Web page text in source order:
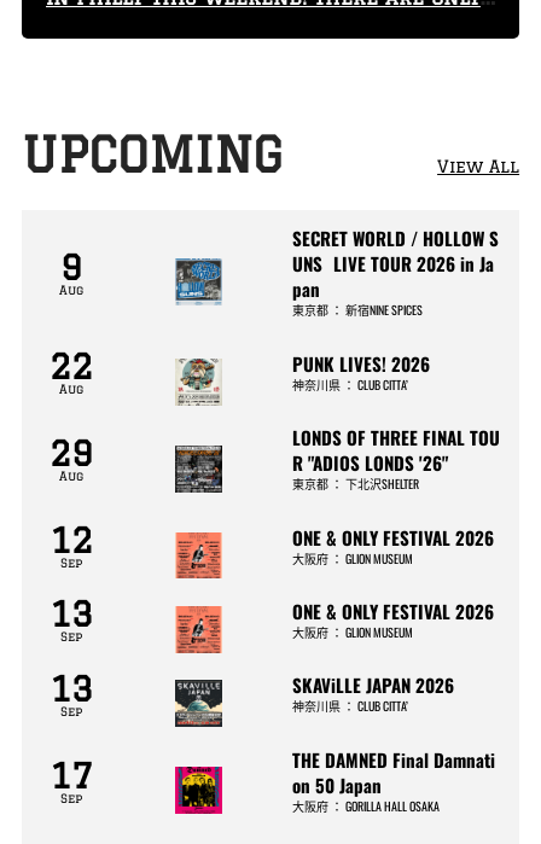
29 tickets left!
UPCOMING View All
9
Aug
SECRET WORLD / HOLLOW S
UNS LIVE TOUR 2026 in Ja
pan
東京都 ：新宿NINE SPICES
22
Aug
PUNK LIVES! 2026
神奈川県 ：CLUB CITTA’
29
Aug
LONDS OF THREE FINAL TOU
R "ADIOS LONDS '26"
東京都 ：下北沢SHELTER
12
Sep
ONE & ONLY FESTIVAL 2026
大阪府 ：GLION MUSEUM
13
Sep
ONE & ONLY FESTIVAL 2026
大阪府 ：GLION MUSEUM
13
Sep
SKAViLLE JAPAN 2026
神奈川県 ：CLUB CITTA’
17
Sep
THE DAMNED Final Damnati
on 50 Japan
大阪府 ：GORILLA HALL OSAKA